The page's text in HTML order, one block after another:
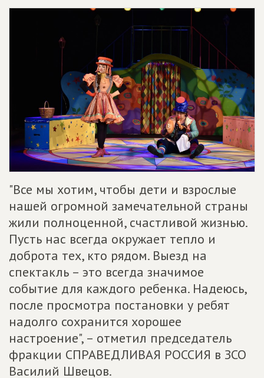
"Все мы хотим, чтобы дети и взрослые
нашей огромной замечательной страны
жили полноценной, счастливой жизнью.
Пусть нас всегда окружает тепло и
доброта тех, кто рядом. Выезд на
спектакль – это всегда значимое
событие для каждого ребенка. Надеюсь,
после просмотра постановки у ребят
надолго сохранится хорошее
настроение", – отметил председатель
фракции СПРАВЕДЛИВАЯ РОССИЯ в ЗСО
Василий Швецов.